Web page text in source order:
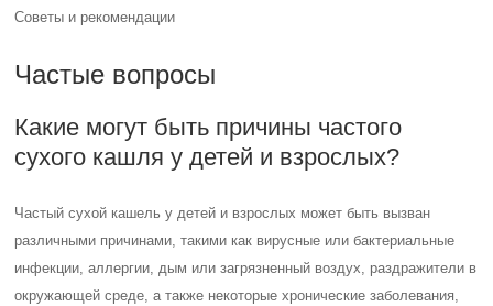
Советы и рекомендации
Частые вопросы
Какие могут быть причины частого
сухого кашля у детей и взрослых?
Частый сухой кашель у детей и взрослых может быть вызван
различными причинами, такими как вирусные или бактериальные
инфекции, аллергии, дым или загрязненный воздух, раздражители в
окружающей среде, а также некоторые хронические заболевания,